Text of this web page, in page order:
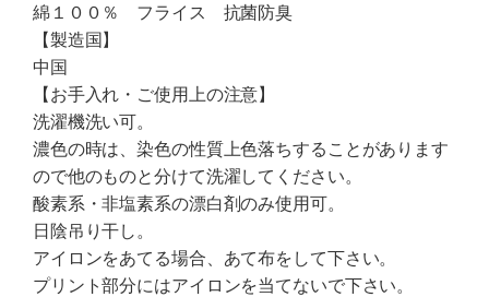
綿１００％ フライス 抗菌防臭
【製造国】
中国
【お手入れ・ご使用上の注意】
洗濯機洗い可。
濃色の時は、染色の性質上色落ちすることがあります
ので他のものと分けて洗濯してください。
酸素系・非塩素系の漂白剤のみ使用可。
日陰吊り干し。
アイロンをあてる場合、あて布をして下さい。
プリント部分にはアイロンを当てないで下さい。